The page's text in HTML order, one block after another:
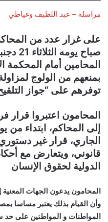
مراسلة – عبد اللطيف وغياطي
على غرار عدد من
صباح
المحامين أمام المحكمة
بمنعهم من الولوج
توفرهم على “جواز
المحامون اعتبروا قرار
الجاري، قرار غير
قانوني، ويتعارض مع
الدولية لحقوق الإنسان
المحامون يدعون الجهات المعنية
وأن القيام بذلك يعتبر مساسا
المواطنات و المواطنين على حد